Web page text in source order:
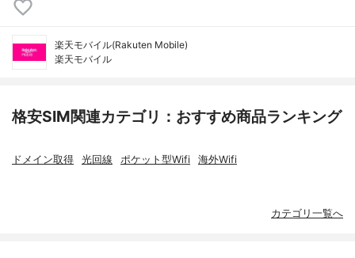
楽天モバイル(Rakuten Mobile)
楽天モバイル
格安SIM関連カテゴリ：おすすめ商品ランキング
ドメイン取得 光回線 ポケット型Wifi 海外Wifi
カテゴリ一覧へ